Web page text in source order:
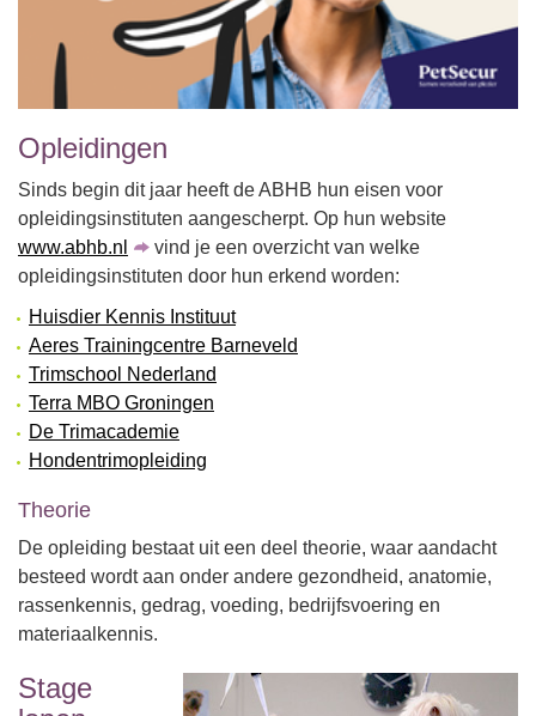
Opleidingen
Sinds begin dit jaar heeft de ABHB hun eisen voor
opleidingsinstituten aangescherpt. Op hun website
www.abhb.nl
vind je een overzicht van welke
opleidingsinstituten door hun erkend worden:
Huisdier Kennis Instituut
Aeres Trainingcentre Barneveld
Trimschool Nederland
Terra MBO Groningen
De Trimacademie
Hondentrimopleiding
Theorie
De opleiding bestaat uit een deel theorie, waar aandacht
besteed wordt aan onder andere gezondheid, anatomie,
rassenkennis, gedrag, voeding, bedrijfsvoering en
materiaalkennis.
Stage